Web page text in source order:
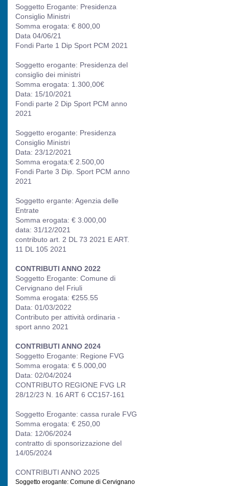
Soggetto Erogante: Presidenza
Consiglio Ministri
Somma erogata: € 800,00
Data 04/06/21
Fondi Parte 1 Dip Sport PCM 2021
Soggetto erogante: Presidenza del
consiglio dei ministri
Somma erogata: 1.300,00€
Data: 15/10/2021
Fondi parte 2 Dip Sport PCM anno
2021
Soggetto erogante: Presidenza
Consiglio Ministri
Data: 23/12/2021
Somma erogata:€ 2.500,00
Fondi Parte 3 Dip. Sport PCM anno
2021
Soggetto ergante: Agenzia delle
Entrate
Somma erogata: € 3.000,00
data: 31/12/2021
contributo art. 2 DL 73 2021 E ART.
11 DL 105 2021
CONTRIBUTI ANNO 2022
Soggetto Erogante: Comune di
Cervignano del Friuli
Somma erogata: €255.55
Data: 01/03/2022
Contributo per attività ordinaria -
sport anno 2021
CONTRIBUTI ANNO 2024
Soggetto Erogante: Regione FVG
Somma erogata: € 5.000,00
Data: 02/04/2024
CONTRIBUTO REGIONE FVG LR
28/12/23 N. 16 ART 6 CC157-161
Soggetto Erogante: cassa rurale FVG
Somma erogata: € 250,00
Data: 12/06/2024
contratto di sponsorizzazione del
14/05/2024
CONTRIBUTI ANNO 2025
Soggetto erogante: Comune di Cervignano